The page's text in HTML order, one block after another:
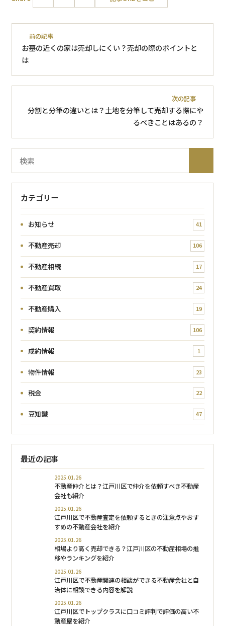
前の記事
お墓の近くの家は売却しにくい？売却の際のポイントと
は
次の記事
分割と分筆の違いとは？土地を分筆して売却する際にや
るべきことはあるの？
索
カテゴリー
お知らせ 41
不動産売却 106
不動産相続 17
不動産買取 24
不動産購入 19
契約情報 106
成約情報 1
物件情報 23
税金 22
豆知識 47
最近の記事
2025.01.26
不動産仲介とは？江戸川区で仲介を依頼すべき不動産
会社も紹介
2025.01.26
江戸川区で不動産査定を依頼するときの注意点やおす
すめの不動産会社を紹介
2025.01.26
相場より高く売却できる？江戸川区の不動産相場の推
移やランキングを紹介
2025.01.26
江戸川区で不動産関連の相談ができる不動産会社と自
治体に相談できる内容を解説
2025.01.26
江戸川区でトップクラスに口コミ評判で評価の高い不
動産屋を紹介